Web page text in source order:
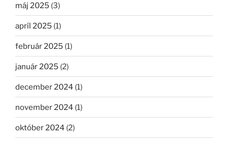
máj 2025 (3)
apríl 2025 (1)
február 2025 (1)
január 2025 (2)
december 2024 (1)
november 2024 (1)
október 2024 (2)